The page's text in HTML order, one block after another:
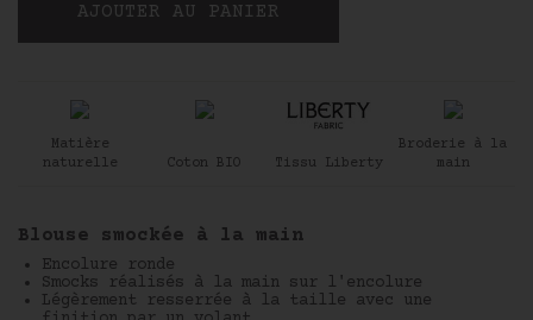
AJOUTER AU PANIER
Matière
naturelle
Coton BIO Tissu Liberty
Broderie à la
main
Blouse smockée à la main
Encolure ronde
Smocks réalisés à la main sur l'encolure
Légèrement resserrée à la taille avec une